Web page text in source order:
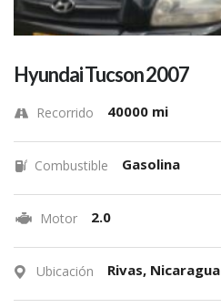
Hyundai Tucson 2007
Recorrido 40000 mi
Combustible Gasolina
Motor 2.0
Ubicación Rivas, Nicaragua